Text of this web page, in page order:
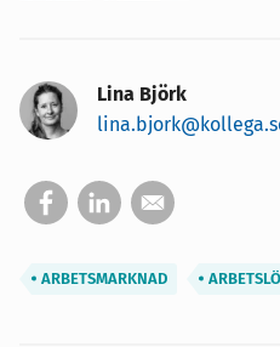
Lina Björk
ARBETSMARKNAD